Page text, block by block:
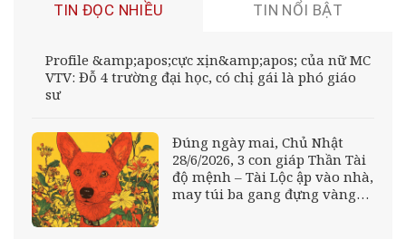
TIN ĐỌC NHIỀU TIN NỔI BẬT
Profile &amp;apos;cực xịn&amp;apos; của nữ MC
VTV: Đỗ 4 trường đại học, có chị gái là phó giáo
sư
Đúng ngày mai, Chủ Nhật
28/6/2026, 3 con giáp Thần Tài
độ mệnh – Tài Lộc ập vào nhà,
may túi ba gang đựng vàng